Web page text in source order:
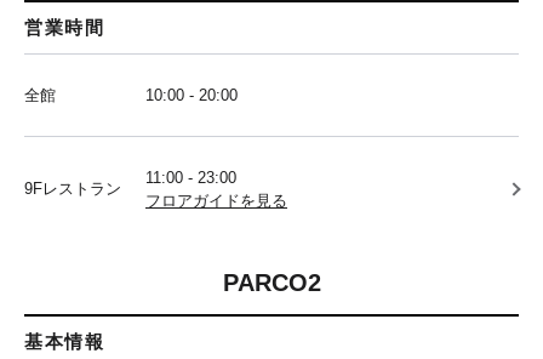
営業時間
全館 10:00 - 20:00
9Fレストラン
11:00 - 23:00
フロアガイドを見る
PARCO2
基本情報